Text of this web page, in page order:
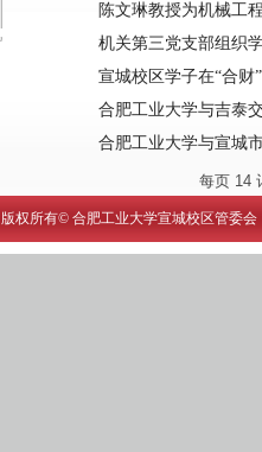
陈文琳教授为机械工
机关第三党支部组织
宣城校区学子在“合财
合肥工业大学与吉泰
合肥工业大学与宣城
每页 14
版权所有© 合肥工业大学宣城校区管委